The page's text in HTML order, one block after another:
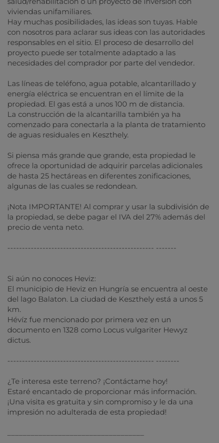
viviendas unifamiliares.
Hay muchas posibilidades, las ideas son tuyas. Hable
con nosotros para aclarar sus ideas con las autoridades
responsables en el sitio. El proceso de desarrollo del
proyecto puede ser totalmente adaptado a las
necesidades del comprador por parte del vendedor.
Las líneas de teléfono, agua potable, alcantarillado y
energía eléctrica se encuentran en el límite de la
propiedad. El gas está a unos 100 m de distancia.
La construcción de la alcantarilla también ya ha
comenzado para conectarla a la planta de tratamiento
de aguas residuales en Keszthely.
Si piensa más grande que grande, esta propiedad le
ofrece la oportunidad de adquirir parcelas adicionales
de hasta 25 hectáreas en diferentes zonificaciones,
algunas de las cuales se redondean.
¡Nota IMPORTANTE! Al comprar y usar la subdivisión de
la propiedad, se debe pagar el IVA del 27% además del
precio de venta neto.
-------------------------------------------------- -------
Si aún no conoces Heviz:
El municipio de Heviz en Hungría se encuentra al oeste
del lago Balaton. La ciudad de Keszthely está a unos 5
km.
Hévíz fue mencionado por primera vez en un
documento en 1328 como Locus vulgariter Hewyz
dictus.
-------------------------------------------------- --------
¿Te interesa este terreno? ¡Contáctame hoy!
Estaré encantado de proporcionar más información.
¡Una visita es gratuita y sin compromiso y le da una
impresión no adulterada de esta propiedad!